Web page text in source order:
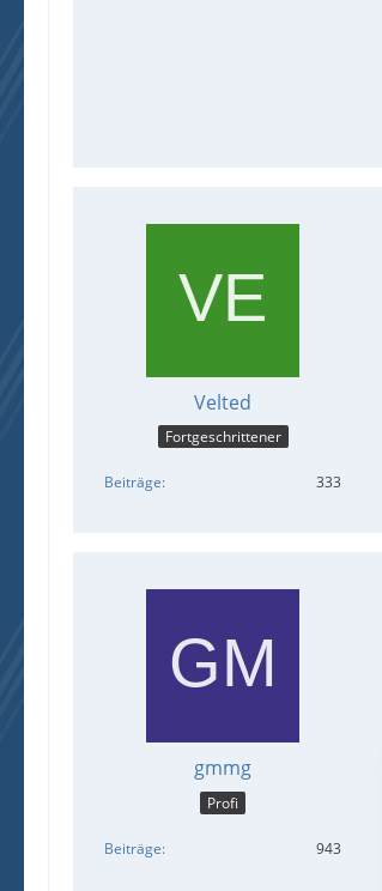
Velted
Fortgeschrittener
Beiträge 333
gmmg
Profi
Beiträge 943